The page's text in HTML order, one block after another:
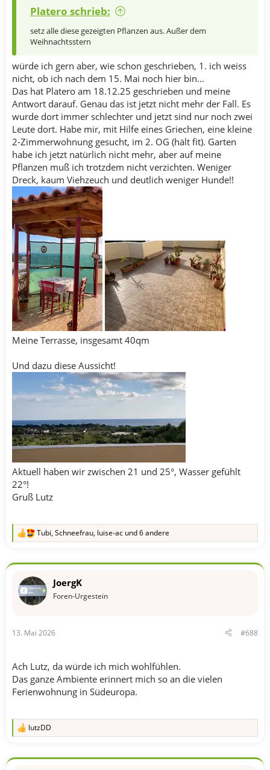
Platero schrieb:
setz alle diese gezeigten Pflanzen aus. Außer dem
Weihnachtsstern
würde ich gern aber, wie schon geschrieben, 1. ich weiss
nicht, ob ich nach dem 15. Mai noch hier bin...
Das hat Platero am 18.12.25 geschrieben und meine
Antwort darauf. Genau das ist jetzt nicht mehr der Fall. Es
wurde dort immer schlechter und jetzt sind nur noch zwei
Leute dort. Habe mir, mit Hilfe eines Griechen, eine kleine
2-Zimmerwohnung gesucht, im 2. OG (hält fit). Garten
habe ich jetzt natürlich nicht mehr, aber auf meine
Pflanzen muß ich trotzdem nicht verzichten. Weniger
Dreck, kaum Viehzeuch und deutlich weniger Hunde!!
Meine Terrasse, insgesamt 40qm
Und dazu diese Aussicht!
Aktuell haben wir zwischen 21 und 25°, Wasser gefühlt
22°!
Gruß Lutz
R
k
o
:
Tubi, Schneefrau, luise-ac und 6 andere
JoergK
Foren-Urgestein
13. Mai 2026 #688
Ach Lutz, da würde ich mich wohlfühlen.
Das ganze Ambiente erinnert mich so an die vielen
Ferienwohnung in Südeuropa.
R
k
lutzDD